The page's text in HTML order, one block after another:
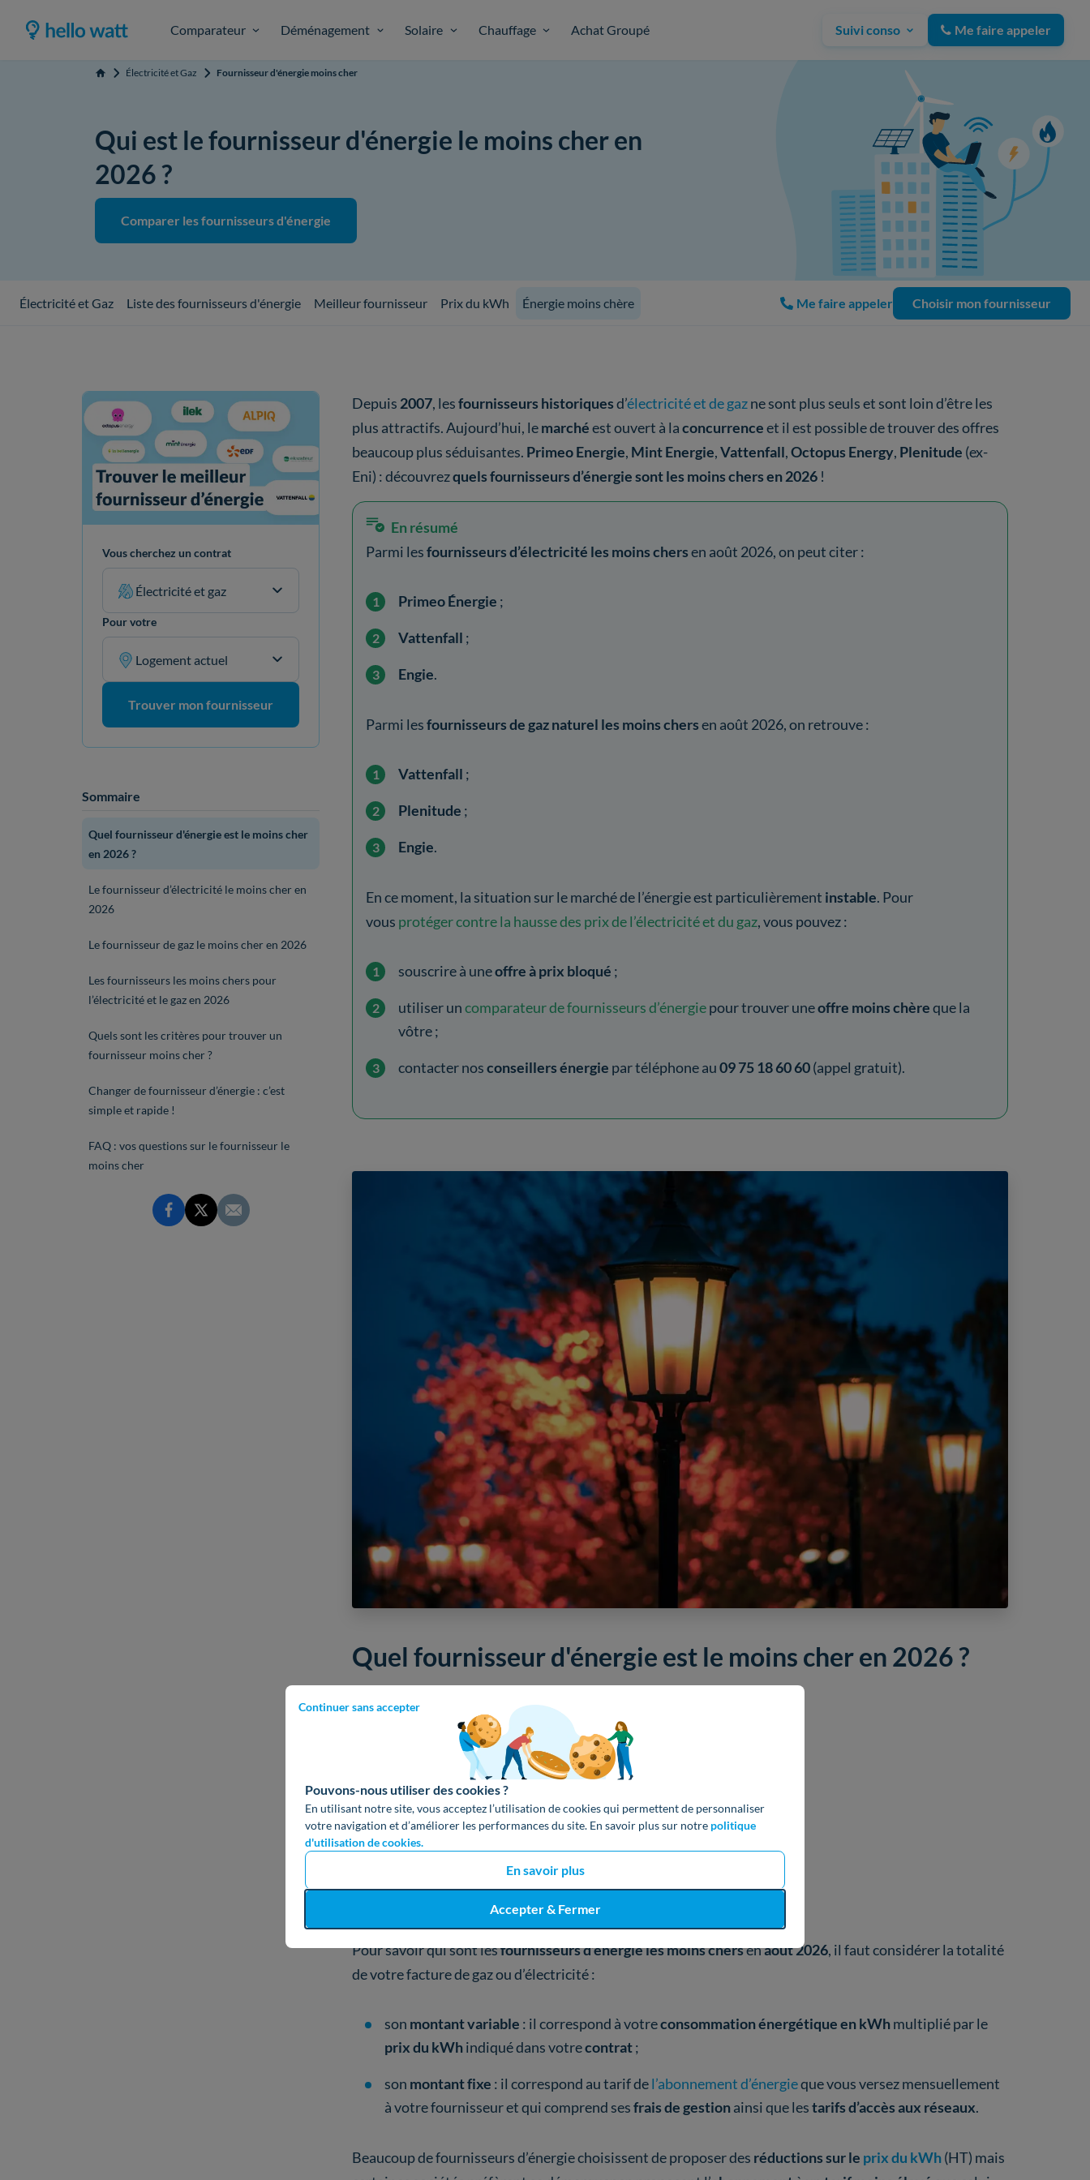
Comparateur Déménagement Solaire Chauffage Achat Groupé Suivi conso Me faire appeler
Accueil Électricité et Gaz Fournisseur d'énergie moins cher
Qui est le fournisseur d'énergie le moins cher en
2026 ?
Comparer les fournisseurs d'énergie
Continuer sans accepter
Pouvons-nous utiliser des cookies ?
En utilisant notre site, vous acceptez l’utilisation de cookies qui permettent de personnaliser
votre navigation et d’améliorer les performances du site. En savoir plus sur notre politique
d'utilisation de cookies.
En savoir plus
Accepter & Fermer
Électricité et Gaz Liste des fournisseurs d'énergie Meilleur fournisseur Prix du kWh Énergie moins chère Me faire appeler Choisir mon fournisseur
Vous cherchez un contrat
Électricité et gaz
Pour votre
Logement actuel
Trouver mon fournisseur
Sommaire
Quel fournisseur d'énergie est le moins cher
en 2026 ?
Le fournisseur d’électricité le moins cher en
2026
Le fournisseur de gaz le moins cher en 2026
Les fournisseurs les moins chers pour
l’électricité et le gaz en 2026
Quels sont les critères pour trouver un
fournisseur moins cher ?
Changer de fournisseur d’énergie : c’est
simple et rapide !
FAQ : vos questions sur le fournisseur le
moins cher
Depuis 2007, lesfournisseurs historiquesd’électricité et de gazne sont plus seuls et sont loin d’être les
plus attractifs. Aujourd’hui, lemarchéest ouvert à laconcurrenceet il est possible de trouver des offres
beaucoup plus séduisantes. Primeo Energie, Mint Energie,Vattenfall,Octopus Energy, Plenitude (ex-
Eni) : découvrezquels fournisseurs d’énergie sont les moins chers en 2026 !
En résumé
Parmi lesfournisseurs d’électricité les moins chersen août 2026, on peut citer :
Primeo Énergie ;
Vattenfall ;
Engie.
Parmi lesfournisseurs de gaz naturel les moins chersen août 2026, on retrouve :
Vattenfall ;
Plenitude ;
Engie.
En ce moment, la situation sur le marché de l’énergie est particulièrement instable. Pour
vous protéger contre la hausse des prix de l’électricité et du gaz, vous pouvez :
souscrire à uneoffre à prix bloqué ;
utiliser uncomparateur de fournisseurs d’énergiepour trouver uneoffre moins chèreque la
vôtre ;
contacter nosconseillers énergie par téléphone au09 75 18 60 60(appel gratuit).
Quel fournisseur d'énergie est le moins cher en 2026 ?
Actuellement, les fournisseurs d'énergie les moins chers sont :
Primeo Énergie;
Vattenfall;
Gaz de Bordeaux;
Pour savoir qui sont lesfournisseurs d’énergie les moins chersenaoût 2026, il faut considérer la totalité
de votre facture de gaz ou d’électricité :
son montant variable : il correspond à votreconsommation énergétique en kWhmultiplié par le
prix du kWhindiqué dans votrecontrat;
son montant fixe : il correspond au tarif del’abonnement d’énergieque vous versez mensuellement
à votre fournisseur et qui comprend sesfrais de gestionainsi que lestarifs d’accès aux réseaux.
Beaucoup de fournisseurs d’énergie choisissent de proposer des réductions sur le prix du kWh(HT) mais